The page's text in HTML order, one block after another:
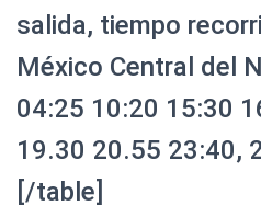
salida, tiempo
México Central del
04:25 10:20 15:30
19.30 20.55 23:40,
[/table]